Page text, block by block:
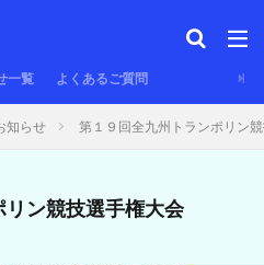
一覧 よくあるご質問
知らせ 第１９回全九州トランポリン
ン競技選手権大会